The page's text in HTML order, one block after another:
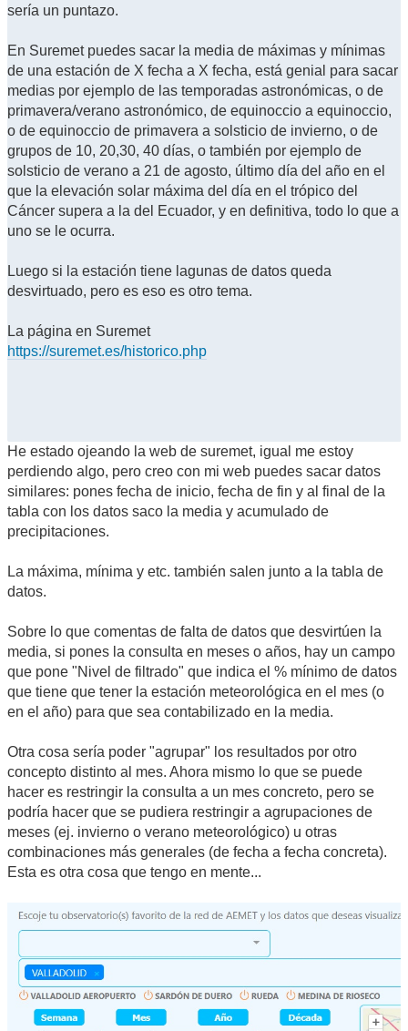
sería un puntazo.
En Suremet puedes sacar la media de máximas y mínimas
de una estación de X fecha a X fecha, está genial para sacar
medias por ejemplo de las temporadas astronómicas, o de
primavera/verano astronómico, de equinoccio a equinoccio,
o de equinoccio de primavera a solsticio de invierno, o de
grupos de 10, 20,30, 40 días, o también por ejemplo de
solsticio de verano a 21 de agosto, último día del año en el
que la elevación solar máxima del día en el trópico del
Cáncer supera a la del Ecuador, y en definitiva, todo lo que a
uno se le ocurra.
Luego si la estación tiene lagunas de datos queda
desvirtuado, pero es eso es otro tema.
La página en Suremet
https://suremet.es/historico.php
He estado ojeando la web de suremet, igual me estoy
perdiendo algo, pero creo con mi web puedes sacar datos
similares: pones fecha de inicio, fecha de fin y al final de la
tabla con los datos saco la media y acumulado de
precipitaciones.
La máxima, mínima y etc. también salen junto a la tabla de
datos.
Sobre lo que comentas de falta de datos que desvirtúen la
media, si pones la consulta en meses o años, hay un campo
que pone "Nivel de filtrado" que indica el % mínimo de datos
que tiene que tener la estación meteorológica en el mes (o
en el año) para que sea contabilizado en la media.
Otra cosa sería poder "agrupar" los resultados por otro
concepto distinto al mes. Ahora mismo lo que se puede
hacer es restringir la consulta a un mes concreto, pero se
podría hacer que se pudiera restringir a agrupaciones de
meses (ej. invierno o verano meteorológico) u otras
combinaciones más generales (de fecha a fecha concreta).
Esta es otra cosa que tengo en mente...